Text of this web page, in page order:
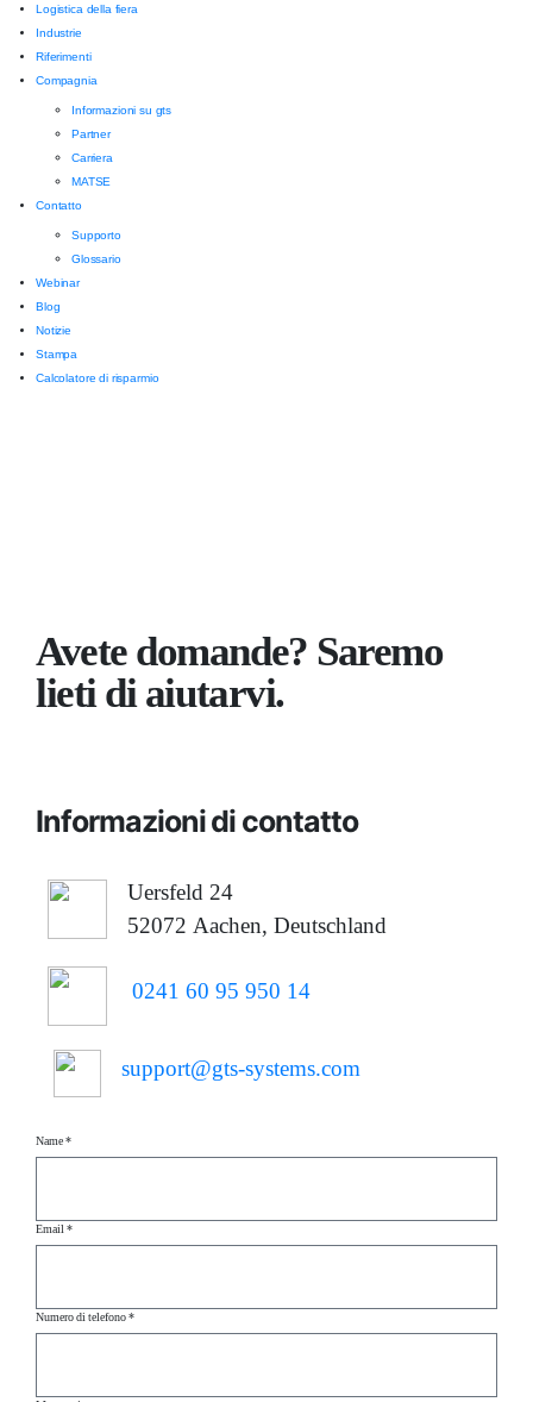
Logistica della fiera
Industrie
Riferimenti
Compagnia
Informazioni su gts
Partner
Carriera
MATSE
Contatto
Supporto
Glossario
Webinar
Blog
Notizie
Stampa
Calcolatore di risparmio
Name *
Email *
Numero di telefono *
Avete domande? Saremo
lieti di aiutarvi.
Informazioni di contatto
Uersfeld 24
52072 Aachen, Deutschland
0241 60 95 950 14
support@gts-systems.com